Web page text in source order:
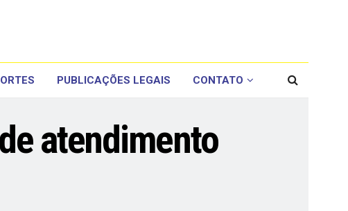
PUBLICAÇÕES LEGAIS CONTATO
atendimento